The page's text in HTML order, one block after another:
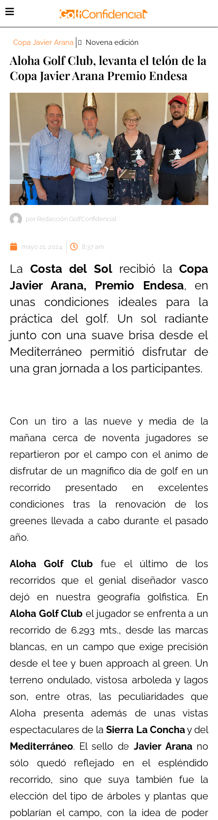
Copa Javier Arana Novena edición
Aloha Golf Club, levanta el telón de la
Copa Javier Arana Premio Endesa
por Redacción GolfConfidencial
mayo 21, 2024 8:37 am
La Costa del Solrecibió la Copa
Javier Arana, Premio Endesa, en
unas condiciones ideales para la
práctica del golf. Un sol radiante
junto con una suave brisa desde el
Mediterráneo permitió disfrutar de
una gran jornada a los participantes.
Con un tiro a las nueve y media de la
mañana cerca de noventa jugadores se
repartieron por el campo con el animo de
disfrutar de un magnifico día de golf en un
recorrido presentado en excelentes
condiciones tras la renovación de los
greenes llevada a cabo durante el pasado
año.
Aloha Golf Club fue el último de los
recorridos que el genial diseñador vasco
dejó en nuestra geografía golfistica. En
Aloha Golf Club el jugador se enfrenta a un
recorrido de 6.293 mts., desde las marcas
blancas, en un campo que exige precisión
desde el tee y buen approach al green. Un
terreno ondulado, vistosa arboleda y lagos
son, entre otras, las peculiaridades que
Aloha presenta además de unas vistas
espectaculares de laSierra La Conchay del
Mediterráneo. El sello de Javier Aranano
sólo quedó reflejado en el espléndido
recorrido, sino que suya también fue la
elección del tipo de árboles y plantas que
poblarían el campo, con la idea de poder